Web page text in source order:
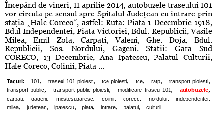
Începând de vineri, 11 aprilie 2014, autobuzele traseului 101
vor circula pe sensul spre Spitalul Judeţean cu intrare prin
staţia „Hale Coreco“, astfel: Ruta: Piata 1 Decembrie 1918,
Bdul Independentei, Piata Victoriei, Bdul. Republicii, Vasile
Milea, Emil Zola, Carpati, Valeni, Ghe. Doja, Bdul.
Republicii, Sos. Nordului, Gageni. Statii: Gara Sud
CORECO, 13 Decembrie, Ana Ipatescu, Palatul Culturii,
Hale Coreco, Colinii, Piata ...
Taguri: 101 , traseul 101 ploiesti, tce ploiesti, tce, ratp, transport ploiesti,
transport public, transport public ploiesti, modificare traseu 101 , autobuzele,
carpati, gageni, mestesugaresc, colinii, coreco, nordului, independentei,
milea, judetean, ipatescu, piata, intrare, palatul, culturii